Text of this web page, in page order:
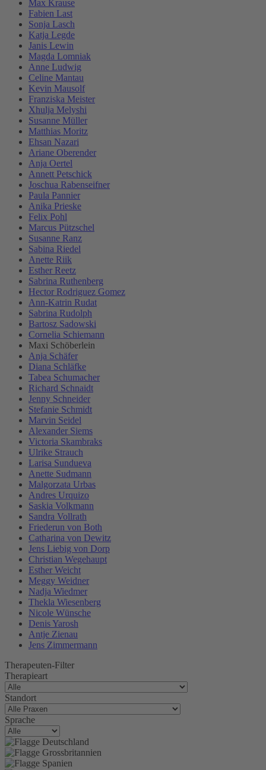
Max Krause
Fabien Last
Sonja Lasch
Katja Legde
Janis Lewin
Magda Lomniak
Anne Ludwig
Celine Mantau
Kevin Mausolf
Franziska Meister
Xhulja Melyshi
Susanne Müller
Matthias Moritz
Ehsan Nazari
Ariane Oberender
Anja Oertel
Annett Petschick
Joschua Rabenseifner
Paula Pannier
Anika Prieske
Felix Pohl
Marcus Pützschel
Susanne Ranz
Sabina Riedel
Anette Riik
Esther Reetz
Sabrina Ruthenberg
Hector Rodriguez Gomez
Ann-Katrin Rudat
Sabrina Rudolph
Bartosz Sadowski
Cornelia Schiemann
Maxi Schöberlein
Anja Schäfer
Diana Schläfke
Tabea Schumacher
Richard Schnaidt
Jenny Schneider
Stefanie Schmidt
Marvin Seidel
Alexander Siems
Victoria Skambraks
Ulrike Strauch
Larisa Sundueva
Anette Sudmann
Malgorzata Urbas
Andres Urquizo
Saskia Volkmann
Sandra Vollrath
Friederun von Both
Catharina von Dewitz
Jens Liebig von Dorp
Christian Wegehaupt
Esther Weicht
Meggy Weidner
Nadja Wiedmer
Thekla Wiesenberg
Nicole Wünsche
Denis Yarosh
Antje Zienau
Jens Zimmermann
Therapeuten-Filter
Therapieart
Standort
Sprache